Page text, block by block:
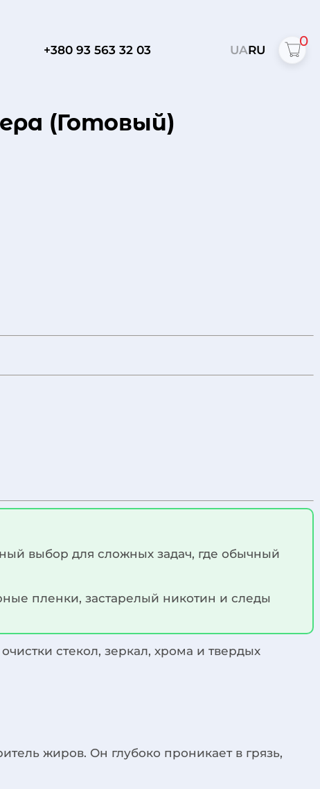
+380 93 563 32 03 UARU
0
(Готовый)
выбор для сложных задач, где обычный
пленки, застарелый никотин и следы
стекол, зеркал, хрома и твердых
жиров. Он глубоко проникает в грязь,